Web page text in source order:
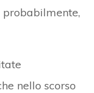
probabilmente,
nello scorso